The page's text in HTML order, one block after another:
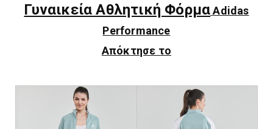
Γυναικεία Αθλητική Φόρμα Adidas
Performance
Απόκτησε το